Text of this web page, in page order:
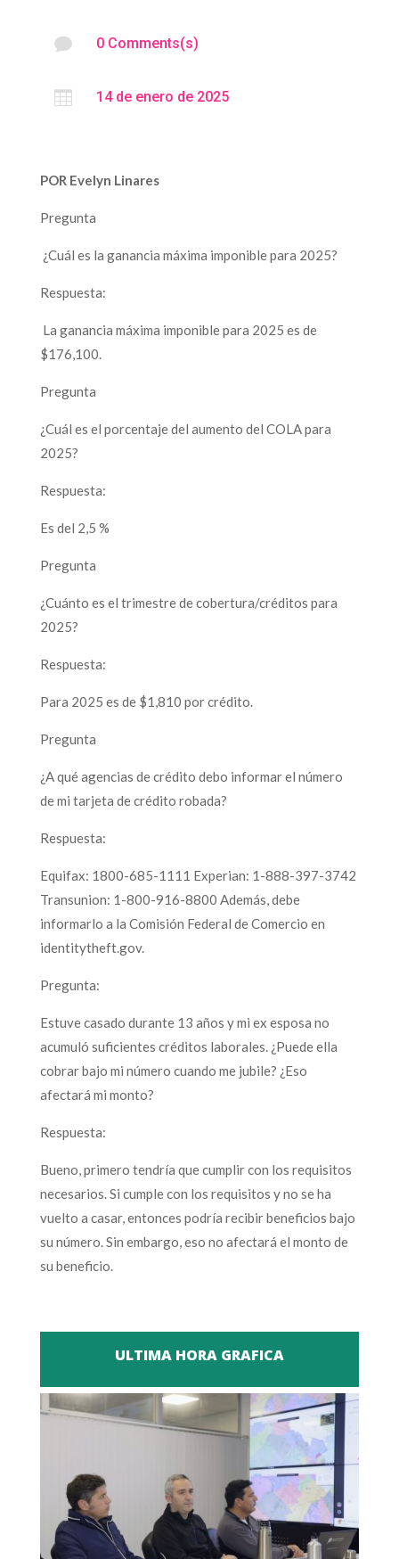
 0 Comments(s)
 14 de enero de 2025
POR Evelyn Linares
Pregunta
¿Cuál es la ganancia máxima imponible para 2025?
Respuesta:
La ganancia máxima imponible para 2025 es de
$176,100.
Pregunta
¿Cuál es el porcentaje del aumento del COLA para
2025?
Respuesta:
Es del 2,5 %
Pregunta
¿Cuánto es el trimestre de cobertura/créditos para
2025?
Respuesta:
Para 2025 es de $1,810 por crédito.
Pregunta
¿A qué agencias de crédito debo informar el número
de mi tarjeta de crédito robada?
Respuesta:
Equifax: 1800-685-1111 Experian: 1-888-397-3742
Transunion: 1-800-916-8800 Además, debe
informarlo a la Comisión Federal de Comercio en
identitytheft.gov.
Pregunta:
Estuve casado durante 13 años y mi ex esposa no
acumuló suficientes créditos laborales. ¿Puede ella
cobrar bajo mi número cuando me jubile? ¿Eso
afectará mi monto?
Respuesta:
Bueno, primero tendría que cumplir con los requisitos
necesarios. Si cumple con los requisitos y no se ha
vuelto a casar, entonces podría recibir beneficios bajo
su número. Sin embargo, eso no afectará el monto de
su beneficio.
ULTIMA HORA GRAFICA